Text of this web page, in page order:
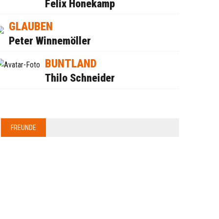
Felix Honekamp
GLAUBEN
Peter Winnemöller
BUNTLAND
Thilo Schneider
FREUNDE